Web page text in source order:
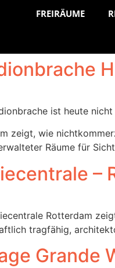
FREIRÄUME
ist heute
zeigt, wie
Räume für
–
Rotterdam
tragfähig,
Grande